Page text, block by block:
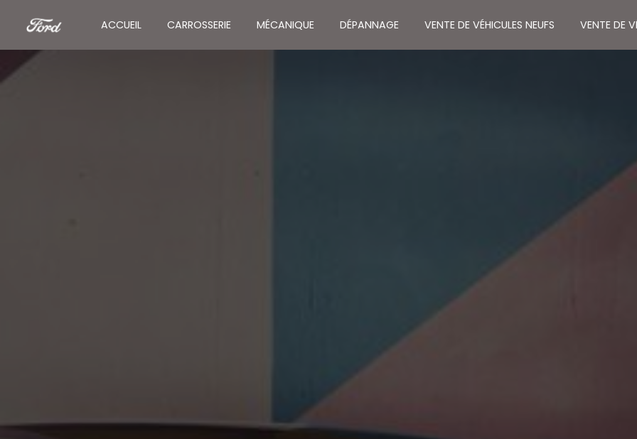
ACCUEIL CARROSSERIE MÉCANIQUE DÉPANNAGE VENTE DE VÉHICULES NEUFS VENTE DE